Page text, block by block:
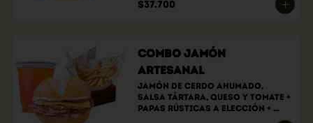
$37.700
Combo Jamón
Artesanal
Jamón de cerdo ahumado,
salsa tártara, queso y tomate +
papas rústicas a elección +